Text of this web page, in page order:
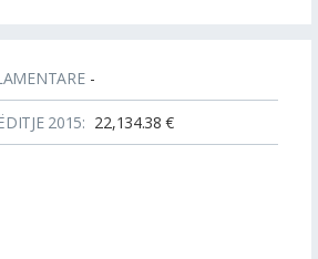
-
2015: 22,134.38 €